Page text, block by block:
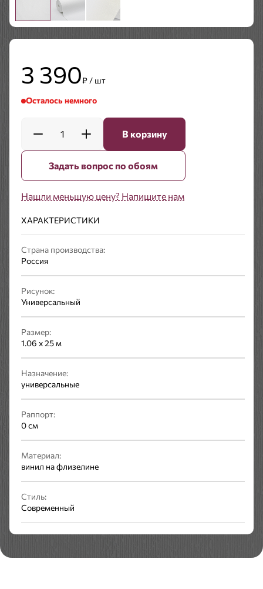
3 390₽ / шт
Осталось немного
1 В корзину
Задать вопрос по обоям
Нашли меньшую цену? Напишите нам
ХАРАКТЕРИСТИКИ
Страна производства:
Россия
Рисунок:
Универсальный
Размер:
1.06 x 25 м
Назначение:
универсальные
Раппорт:
0 см
Материал:
винил на флизелине
Стиль:
Современный